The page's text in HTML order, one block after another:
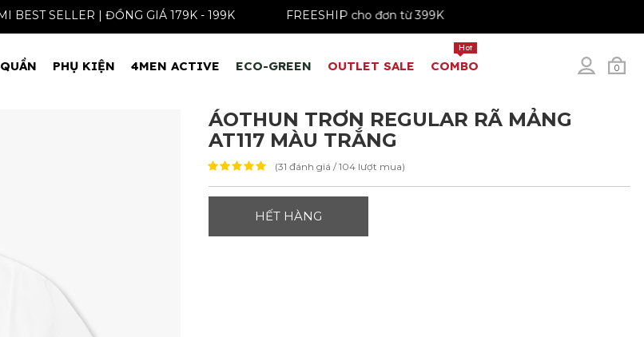
ÁO SƠ MI BEST SELLER | ĐỒNG GIÁ 179K - 199K FREESHIP cho đơn từ 399K
0
QUẦN PHỤ KIỆN 4MEN ACTIVE ECO-GREEN OUTLET SALE COMBO
Hot
ÁOTHUN TRƠN REGULAR RÃ MẢNG
AT117 MÀU TRẮNG
(31 đánh giá / 104 lượt mua)
HẾT HÀNG